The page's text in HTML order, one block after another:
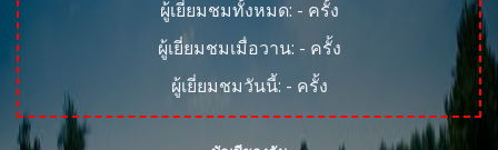
ผู้เยี่ยมชมทั้งหมด: - ครั้ง
ผู้เยี่ยมชมเมื่อวาน: - ครั้ง
ผู้เยี่ยมชมวันนี้: - ครั้ง